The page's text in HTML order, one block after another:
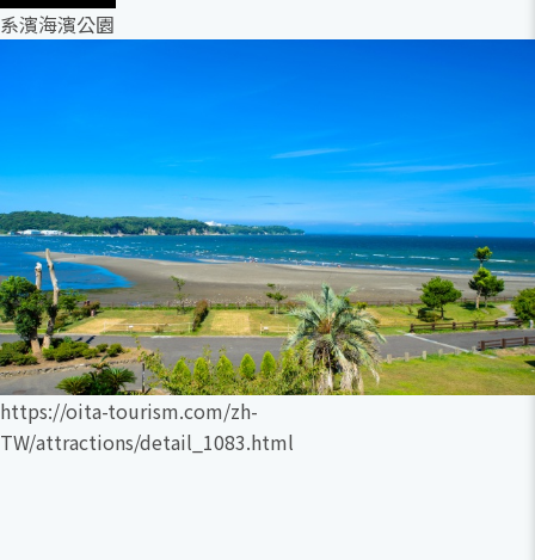
系濱海濱公園
https://oita-tourism.com/zh-
TW/attractions/detail_1083.html